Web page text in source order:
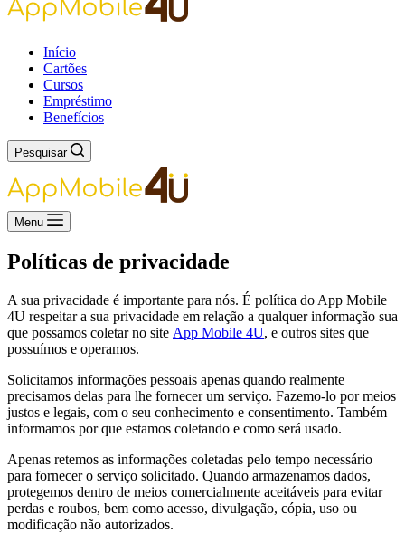
Início
Cartões
Cursos
Empréstimo
Benefícios
Pesquisar
Menu
Políticas de privacidade
A sua privacidade é importante para nós. É política do App Mobile
4U respeitar a sua privacidade em relação a qualquer informação sua
que possamos coletar no site App Mobile 4U, e outros sites que
possuímos e operamos.
Solicitamos informações pessoais apenas quando realmente
precisamos delas para lhe fornecer um serviço. Fazemo-lo por meios
justos e legais, com o seu conhecimento e consentimento. Também
informamos por que estamos coletando e como será usado.
Apenas retemos as informações coletadas pelo tempo necessário
para fornecer o serviço solicitado. Quando armazenamos dados,
protegemos dentro de meios comercialmente aceitáveis ​​para evitar
perdas e roubos, bem como acesso, divulgação, cópia, uso ou
modificação não autorizados.